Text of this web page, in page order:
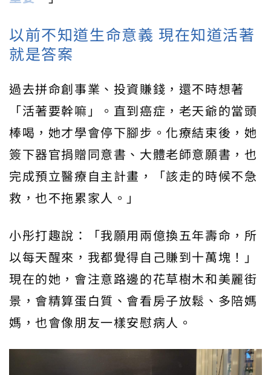
以前不知道生命意義 現在知道活著
就是答案
過去拼命創事業、投資賺錢，還不時想著
「活著要幹嘛」。直到癌症，老天爺的當頭
棒喝，她才學會停下腳步。化療結束後，她
簽下器官捐贈同意書、大體老師意願書，也
完成預立醫療自主計畫，「該走的時候不急
救，也不拖累家人。」
小彤打趣說：「我願用兩億換五年壽命，所
以每天醒來，我都覺得自己賺到十萬塊！」
現在的她，會注意路邊的花草樹木和美麗街
景，會精算蛋白質、會看房子放鬆、多陪媽
媽，也會像朋友一樣安慰病人。